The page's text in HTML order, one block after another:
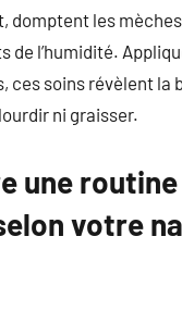
domptent les
de l’humidité.
ces soins révèlent la
ni graisser.
une
votre